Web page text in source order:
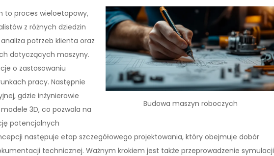
Budowa maszyn roboczych
to proces wieloetapowy,
z różnych dziedzin
potrzeb klienta oraz
dotyczących maszyny.
o zastosowaniu
pracy. Następnie
gdzie inżynierowie
3D, co pozwala na
potencjalnych
następuje etap szczegółowego projektowania, który obejmuje dobór
technicznej. Ważnym krokiem jest także przeprowadzenie symulacji